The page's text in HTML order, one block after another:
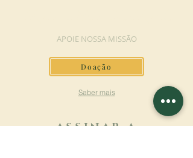
APOIE NOSSA MISSÃO
Doação
Saber mais
ASSINAR A